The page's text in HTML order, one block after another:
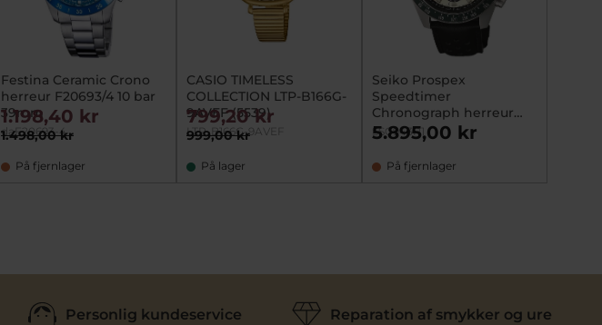
Festina Ceramic Crono
herreur F20693/4 10 bar
39mm
daF20693-4
1.498,00 kr
1.198,40 kr
På fjernlager
CASIO TIMELESS
COLLECTION LTP-B166G-
9AVEF (5539)
LTP-B166G-9AVEF
999,00 kr
799,20 kr
På lager
Seiko Prospex
Speedtimer
Chronograph herreur
solar 10bar safirglas
SSC943P1
5.895,00 kr
På fjernlager
Personlig kundeservice Reparation af smykker og ure